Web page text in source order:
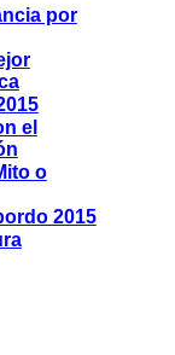
por
el
o
2015